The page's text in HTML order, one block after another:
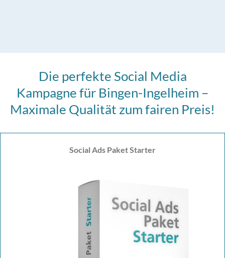
Die perfekte Social Media
Kampagne für Bingen-Ingelheim –
Maximale Qualität zum fairen Preis!
Social Ads Paket Starter